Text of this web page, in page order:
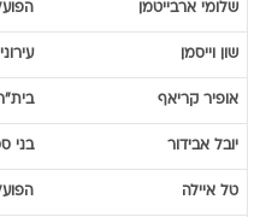
שלומי ארבייטמן
שון וייסמן
אופיר קריאף
יובל אבידור בני
טל איילה